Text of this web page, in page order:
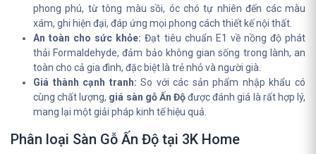
phong phú, từ tông màu sồi, óc chó tự nhiên đến các màu
xám, ghi hiện đại, đáp ứng mọi phong cách thiết kế nội thất.
An toàn cho sức khỏe: Đạt tiêu chuẩn E1 về nồng độ phát
thải Formaldehyde, đảm bảo không gian sống trong lành, an
toàn cho cả gia đình, đặc biệt là trẻ nhỏ và người già.
Giá thành cạnh tranh: So với các sản phẩm nhập khẩu có
cùng chất lượng, giá sàn gỗ Ấn Độđược đánh giá là rất hợp lý,
mang lại một giải pháp kinh tế hiệu quả.
Phân loại Sàn Gỗ Ấn Độ tại 3K Home